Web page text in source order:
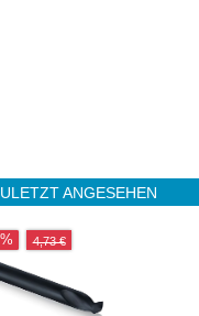
ANGESEHEN
4,73 €